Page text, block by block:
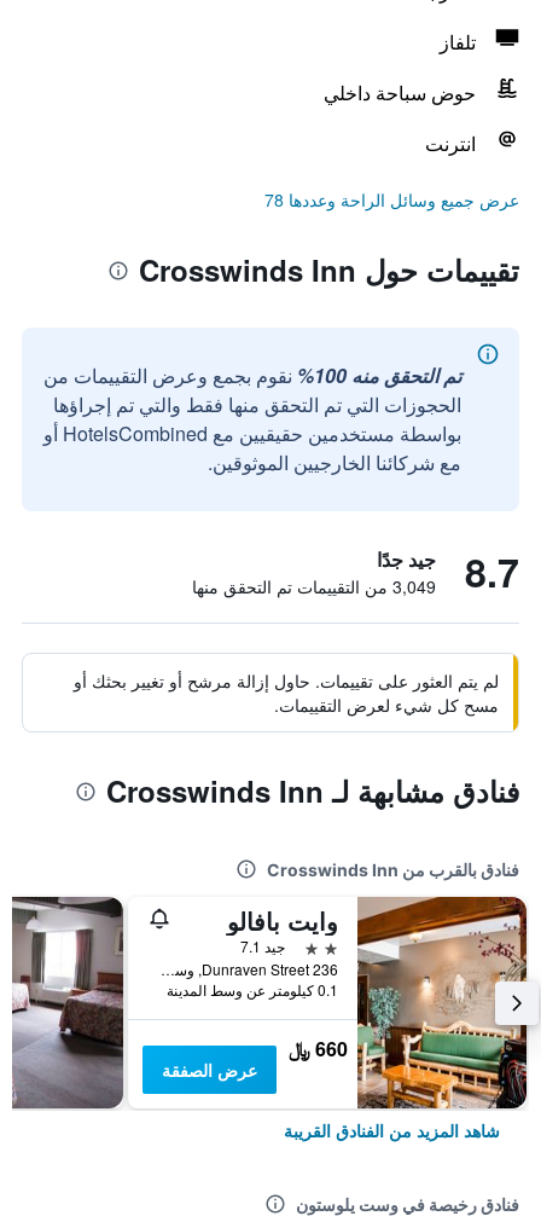
تلفاز
حوض سباحة داخلي
انترنت
عرض جميع وسائل الراحة وعددها 78
تقييمات حول Crosswinds Inn
تم التحقق منه 100%
نقوم بجمع وعرض التقييمات من
الحجوزات التي تم التحقق منها فقط والتي تم إجراؤها
بواسطة مستخدمين حقيقيين مع HotelsCombined أو
مع شركائنا الخارجيين الموثوقين.
8.7 جيد جدًا
3,049 من التقييمات تم التحقق منها
لم يتم العثور على تقييمات. حاول إزالة مرشح أو تغيير بحثك أو
مسح كل شيء لعرض التقييمات.
فنادق مشابهة لـ Crosswinds Inn
فنادق بالقرب من Crosswinds Inn
وايت بافالو
2 نجمتين
جيد 7.1
236 Dunraven Street, وست يلوستون, MT, الولايات المتحدة الأميريكية
0.1 كيلومتر عن وسط المدينة
660 ﷼
عرض الصفقة
شاهد المزيد من الفنادق القريبة
فنادق رخيصة في وست يلوستون